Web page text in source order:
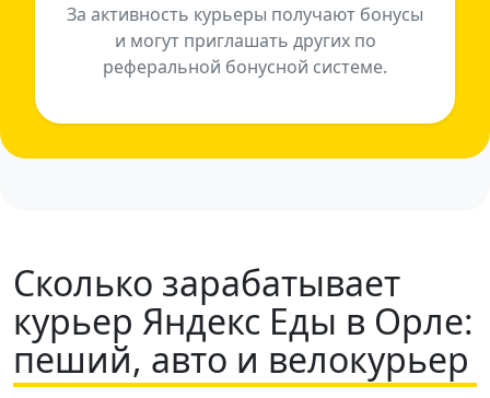
За активность курьеры получают бонусы
и могут приглашать других по
реферальной бонусной системе.
Сколько зарабатывает
курьер Яндекс Еды в Орле:
пеший, авто и велокурьер